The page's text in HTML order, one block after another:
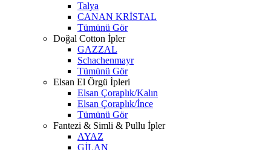
Talya
CANAN KRİSTAL
Tümünü Gör
Doğal Cotton İpler
GAZZAL
Schachenmayr
Tümünü Gör
Elsan El Örgü İpleri
Elsan Çoraplık/Kalın
Elsan Çoraplık/İnce
Tümünü Gör
Fantezi & Simli & Pullu İpler
AYAZ
GİLAN